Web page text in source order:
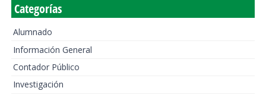
Categorías
Alumnado
Información General
Contador Público
Investigación